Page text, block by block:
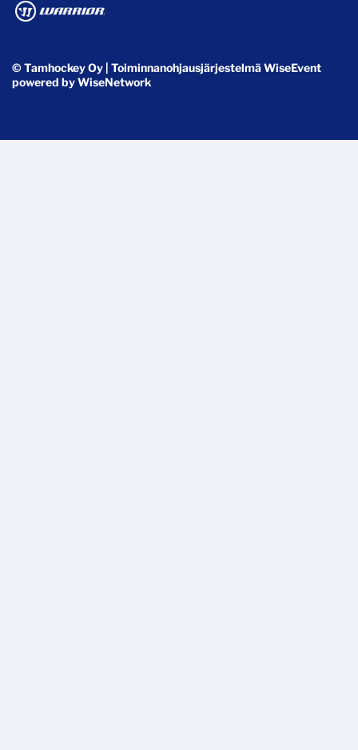
© Tamhockey Oy | ToiminnanohjausjärjestelmäWiseEvent
powered byWiseNetwork